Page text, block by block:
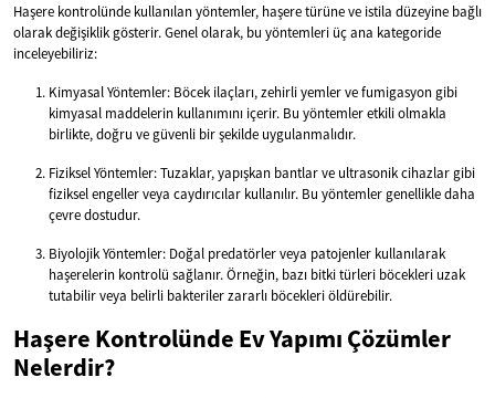
Haşere kontrolünde kullanılan yöntemler, haşere türüne ve istila düzeyine bağlı
olarak değişiklik gösterir. Genel olarak, bu yöntemleri üç ana kategoride
inceleyebiliriz:
Kimyasal Yöntemler: Böcek ilaçları, zehirli yemler ve fumigasyon gibi
kimyasal maddelerin kullanımını içerir. Bu yöntemler etkili olmakla
birlikte, doğru ve güvenli bir şekilde uygulanmalıdır.
Fiziksel Yöntemler: Tuzaklar, yapışkan bantlar ve ultrasonik cihazlar gibi
fiziksel engeller veya caydırıcılar kullanılır. Bu yöntemler genellikle daha
çevre dostudur.
Biyolojik Yöntemler: Doğal predatörler veya patojenler kullanılarak
haşerelerin kontrolü sağlanır. Örneğin, bazı bitki türleri böcekleri uzak
tutabilir veya belirli bakteriler zararlı böcekleri öldürebilir.
Haşere Kontrolünde Ev Yapımı Çözümler
Nelerdir?